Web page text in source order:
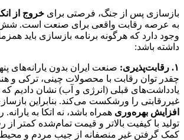
بازسازی پس از جنگ، فرصتی برای خروج از
به عرصه رقابت واقعی برای صنعت است. شش
وجود دارد که هرگونه برنامه بازسازی باید
داشته باشد:
۱. رقابت‌پذیری: صنعت ایران بدون یارانه‌های
چقدر توان رقابت با محصولات چینی، ترکی و
یادداشت‌های قبلی (انرژی و آب) نشان دادیم
غیررقابتی را ورشکست می‌کند. بنابراین
افزایش بهره‌وری همراه باشد، نه اتکا به
تولید با کیفیت بالاتر و قیمت تمام‌شده کمتر
کمک گرفتن غیر منصفانه از جیب مردم و